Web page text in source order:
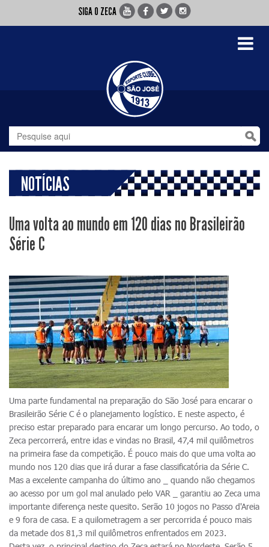
SIGA O ZECA
Toggle
NOTÍCIAS
Uma volta ao mundo em 120 dias no Brasileirão
Série C
Uma parte fundamental na preparação do São José para encarar o
Brasileirão Série C é o planejamento logístico. E neste aspecto, é
preciso estar preparado para encarar um longo percurso. Ao todo, o
Zeca percorrerá, entre idas e vindas no Brasil, 47,4 mil quilômetros
na primeira fase da competição. É pouco mais do que uma volta ao
mundo nos 120 dias que irá durar a fase classificatória da Série C.
Mas a excelente campanha do último ano _ quando não chegamos
ao acesso por um gol mal anulado pelo VAR _ garantiu ao Zeca uma
importante diferença neste quesito. Serão 10 jogos no Passo d'Areia
e 9 fora de casa. E a quilometragem a ser percorrida é pouco mais
da metade dos 81,3 mil quilômetros enfrentados em 2023.